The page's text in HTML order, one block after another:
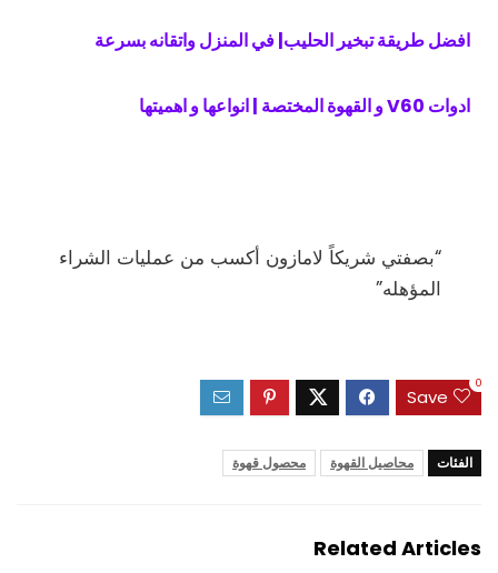
افضل طريقة تبخير الحليب| في المنزل واتقانه بسرعة
ادوات V60 و القهوة المختصة | انواعها و اهميتها
“بصفتي شريكاً لامازون أكسب من عمليات الشراء
المؤهله”
Save
0
الفئات محاصيل القهوة محصول قهوة
Related Articles